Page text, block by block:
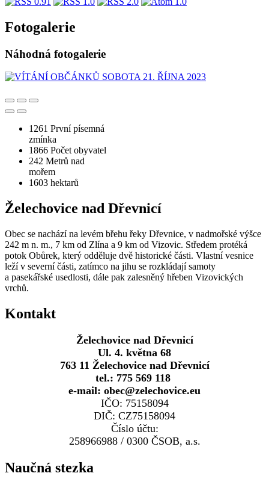
Fotogalerie
Náhodná fotogalerie
1261 První písemná
zmínka
1866 Počet obyvatel
242 Metrů nad
mořem
1603 hektarů
Želechovice nad Dřevnicí
Obec se nachází na levém břehu řeky Dřevnice, v nadmořské výšce
242 m n. m., 7 km od Zlína a 9 km od Vizovic. Středem protéká
potok Obůrek, který odděluje dvě historické části. Vlastní vesnice
leží v severní části, zatímco na jihu se rozkládají samoty
a pasekářské usedlosti, dále pak zalesněný hřeben Vizovických
vrchů.
Kontakt
Želechovice nad Dřevnicí
Ul. 4. května 68
763 11 Želechovice nad Dřevnicí
tel.: 775 569 118
e-mail: obec@zelechovice.eu
IČO: 75158094
DIČ: CZ75158094
Číslo účtu:
258966988 / 0300 ČSOB, a.s.
Naučná stezka